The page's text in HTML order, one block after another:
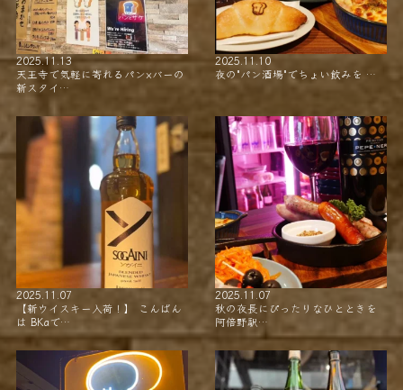
2025.11.13
天王寺で気軽に寄れるパン×バーの
新スタイ…
2025.11.10
夜の"パン酒場"でちょい飲みを …
2025.11.07
【新ウイスキー入荷！】 こんばん
は BKaで…
2025.11.07
秋の夜長にぴったりなひとときを
阿倍野駅…